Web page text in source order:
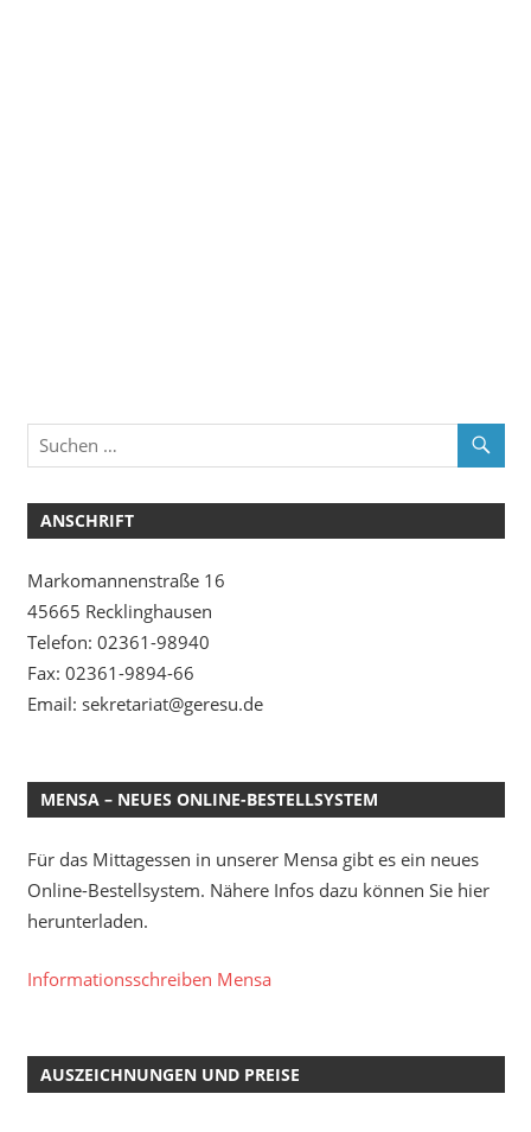
ANSCHRIFT
Markomannenstraße 16
45665 Recklinghausen
Telefon: 02361-98940
Fax: 02361-9894-66
Email: sekretariat@geresu.de
MENSA – NEUES ONLINE-BESTELLSYSTEM
Für das Mittagessen in unserer Mensa gibt es ein neues
Online-Bestellsystem. Nähere Infos dazu können Sie hier
herunterladen.
Informationsschreiben Mensa
AUSZEICHNUNGEN UND PREISE